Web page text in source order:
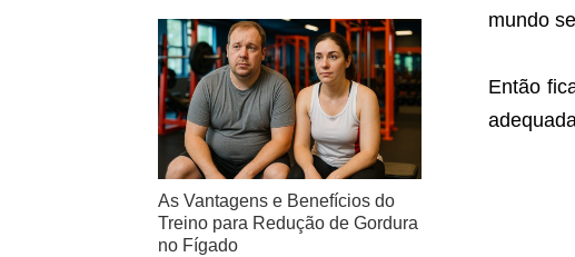
mundo
Então
As Vantagens e Benefícios do
Treino para Redução de Gordura
no Fígado